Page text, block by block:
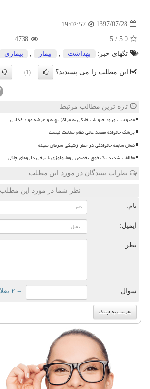
1397/07/28
19:02:57
5.0
/
5
4738
تگهای خبر:
بهداشت بیمار بیماری
این مطلب را می پسندید؟ (1)
تازه ترین مطالب مرتبط
ممنوعیت ورود حیوانات خانگی به مراکز تهیه و عرضه مواد غذایی
پزشک خانواده مقصد غائی نظام سلامت نیست
نقش سابقه خانوادگی در خطر ژنتیکی سرطان سینه
مخالفت شدید یک فوق تخصص روماتولوژی با برخی داروهای چاقی
نظرات بینندگان در مورد این مطلب
نظر شما در مورد این مطلب
نام:
ایمیل:
نظر:
سوال: = ۲ بعلاوه ۳